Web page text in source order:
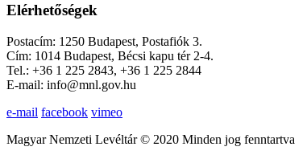
Elérhetőségek
Postacím: 1250 Budapest, Postafiók 3.
Cím: 1014 Budapest, Bécsi kapu tér 2-4.
Tel.: +36 1 225 2843, +36 1 225 2844
E-mail: info@mnl.gov.hu
e-mail facebook vimeo
Magyar Nemzeti Levéltár © 2020 Minden jog fenntartva